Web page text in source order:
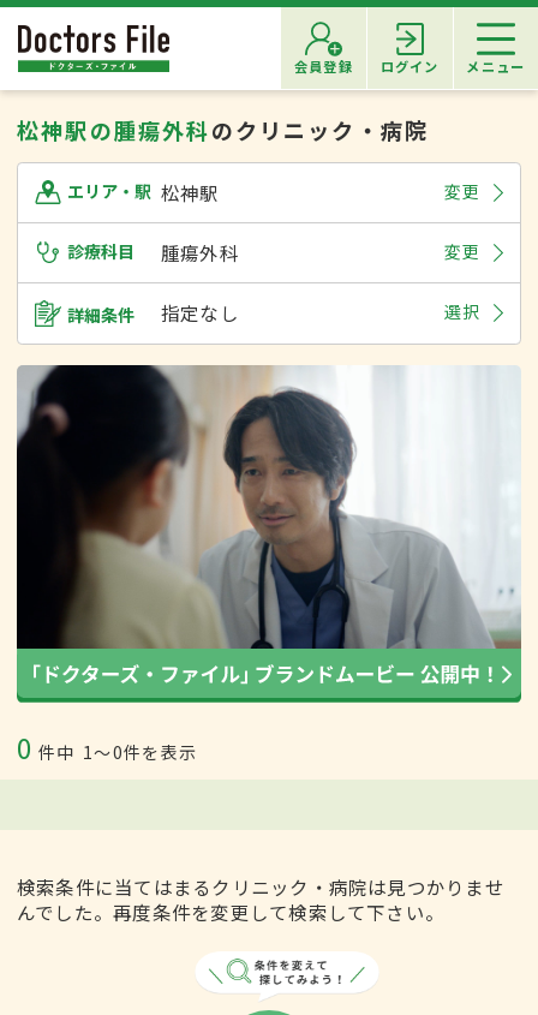
会員登録 ログイン メニュー
松神駅の腫瘍外科のクリニック・病院
エリア・駅 松神駅 変更
診療科目 腫瘍外科 変更
詳細条件 指定なし 選択
0 件中 1〜0件を表示
検索条件に当てはまるクリニック・病院は見つかりませ
んでした。再度条件を変更して検索して下さい。